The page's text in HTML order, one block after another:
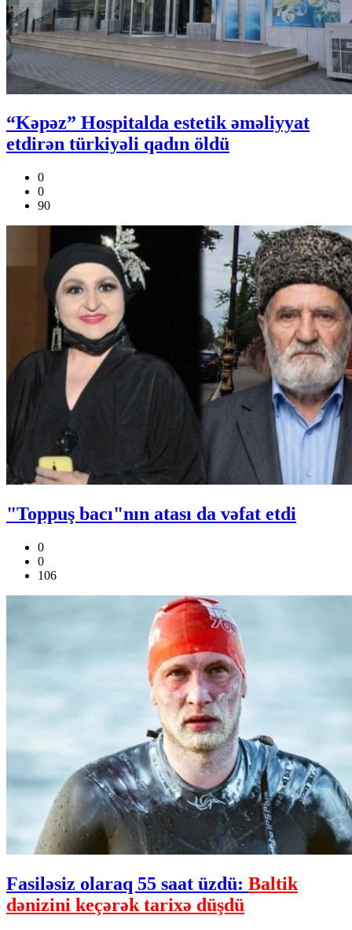
“Kəpəz” Hospitalda estetik əməliyyat
etdirən türkiyəli qadın öldü
0
0
90
"Toppuş bacı"nın atası da vəfat etdi
0
0
106
Fasiləsiz olaraq 55 saat üzdü: Baltik
dənizini keçərək tarixə düşdü